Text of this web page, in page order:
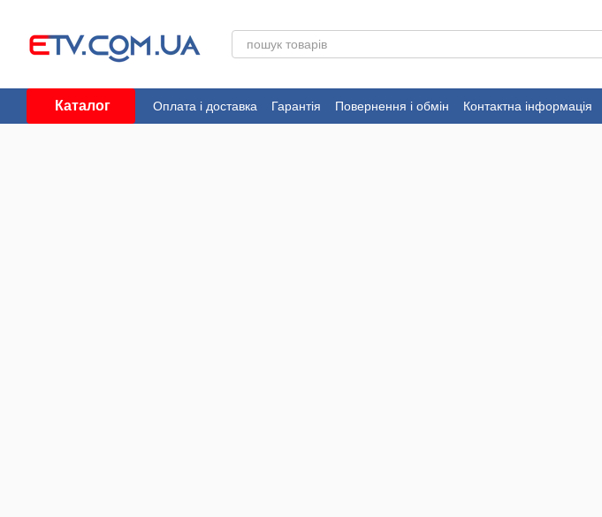
Каталог Оплата і доставка Гарантія Повернення і обмін Контактна інформація
Угода користувача